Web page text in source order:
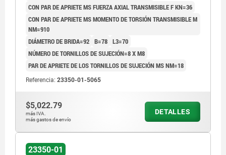
CON PAR DE APRIETE MS FUERZA AXIAL TRANSMISIBLE F KN=36
CON PAR DE APRIETE MS MOMENTO DE TORSIÓN TRANSMISIBLE M
NM=910
DIÁMETRO DE BRIDA=92 B=78 L3=70
NÚMERO DE TORNILLOS DE SUJECIÓN=8 X M8
PAR DE APRIETE DE LOS TORNILLOS DE SUJECIÓN MS NM=18
Referencia: 23350-01-5065
$5,022.79
más IVA.
más gastos de envío
DETALLES
23350-01